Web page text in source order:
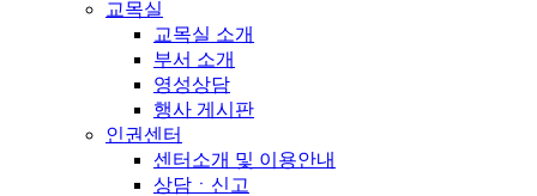
교목실
교목실 소개
부서 소개
영성상담
행사 게시판
인권센터
센터소개 및 이용안내
상담ㆍ신고